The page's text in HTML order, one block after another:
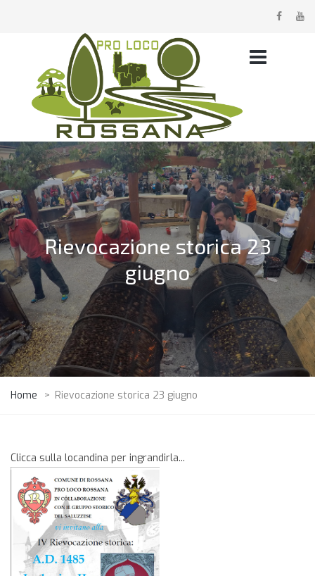
Rievocazione storica 23
giugno
Home > Rievocazione storica 23 giugno
Clicca sulla locandina per ingrandirla...